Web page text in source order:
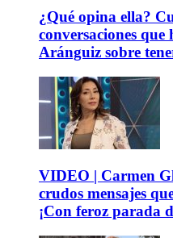
¿Qué opina ella?
conversaciones
Aránguiz sobre
VIDEO | Carmen
crudos mensajes
¡Con feroz parada